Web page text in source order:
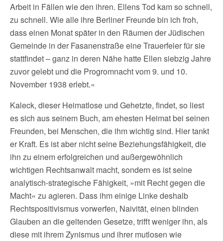
Arbeit in Fällen wie den ihren. Ellens Tod kam so schnell,
zu schnell. Wie alle ihre Berliner Freunde bin ich froh,
dass einen Monat später in den Räumen der Jüdischen
Gemeinde in der Fasanenstraße eine Trauerfeier für sie
stattfindet – ganz in deren Nähe hatte Ellen siebzig Jahre
zuvor gelebt und die Progromnacht vom 9. und 10.
November 1938 erlebt.«
Kaleck, dieser Heimatlose und Gehetzte, findet, so liest
es sich aus seinem Buch, am ehesten Heimat bei seinen
Freunden, bei Menschen, die ihm wichtig sind. Hier tankt
er Kraft. Es ist aber nicht seine Beziehungsfähigkeit, die
ihn zu einem erfolgreichen und außergewöhnlich
wichtigen Rechtsanwalt macht, sondern es ist seine
analytisch-strategische Fähigkeit, »mit Recht gegen die
Macht« zu agieren. Dass ihm einige Linke deshalb
Rechtspositivismus vorwerfen, Naivität, einen blinden
Glauben an die geltenden Gesetze, trifft weniger ihn, als
diese mit ihrem Zynismus und ihrer mutlosen wie